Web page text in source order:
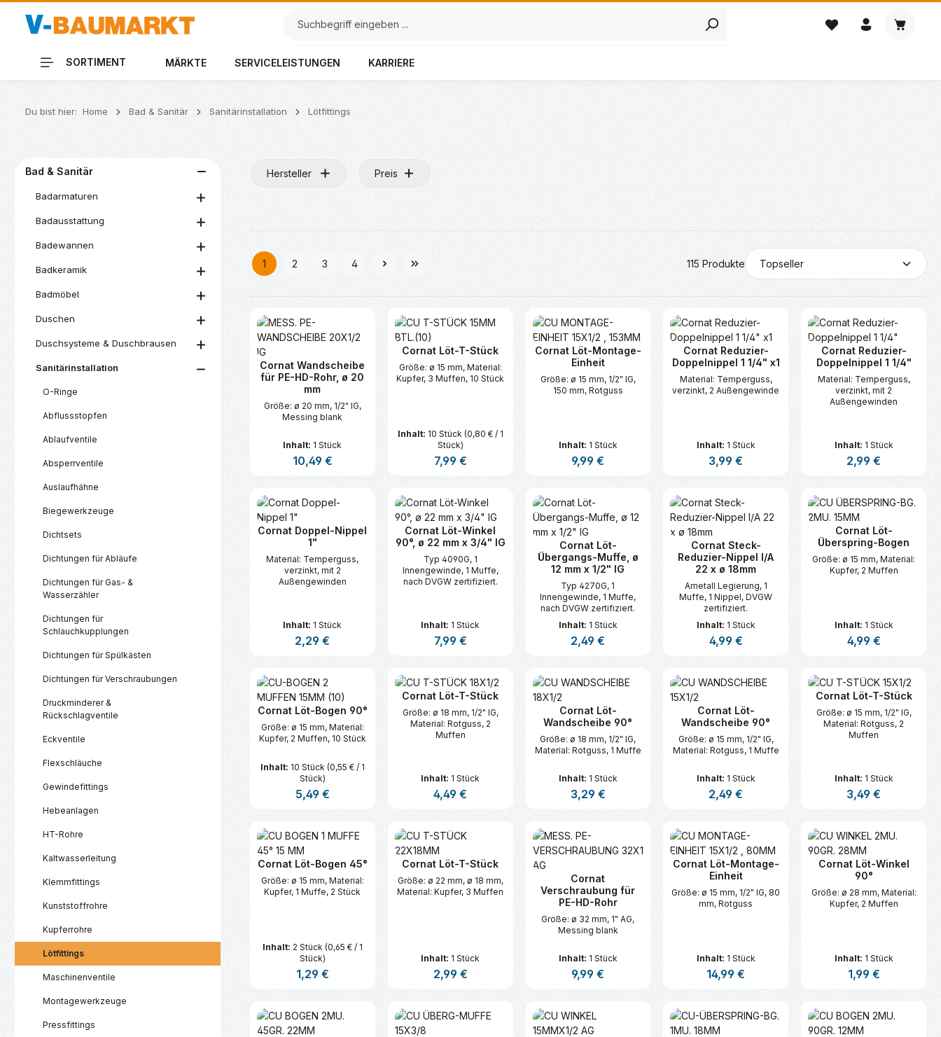
Hauptinhalt springen
Zur Suche springen
Zur Hauptnavigation springen
SORTIMENT MÄRKTE SERVICELEISTUNGEN KARRIERE
Du bist hier: Home Bad & Sanitär Sanitärinstallation Lötfittings
Bad & Sanitär
Badarmaturen
Badausstattung
Badewannen
Badkeramik
Badmöbel
Duschen
Duschsysteme & Duschbrausen
Sanitärinstallation
O-Ringe
Abflussstopfen
Ablaufventile
Absperrventile
Auslaufhähne
Biegewerkzeuge
Dichtsets
Dichtungen für Abläufe
Dichtungen für Gas- &
Wasserzähler
Dichtungen für
Schlauchkupplungen
Dichtungen für Spülkästen
Dichtungen für Verschraubungen
Druckminderer &
Rückschlagventile
Eckventile
Flexschläuche
Gewindefittings
Hebeanlagen
HT-Rohre
Kaltwasserleitung
Klemmfittings
Kunststoffrohre
Kupferrohre
Lötfittings
Maschinenventile
Montagewerkzeuge
Pressfittings
Hersteller Preis
Seite
1
Seite
2
Seite
3
Seite
4 115 Produkte
Cornat Wandscheibe
für PE-HD-Rohr, ø 20
mm
Größe: ø 20 mm, 1/2" IG,
Messing blank
Inhalt: 1 Stück
Regulärer Preis:
10,49 €
Produkt Anzahl: Gib den gewünschten Wert ein oder benutze die Schaltflächen um
Cornat Löt-T-Stück
Größe: ø 15 mm, Material:
Kupfer, 3 Muffen, 10 Stück
Inhalt: 10 Stück (0,80 € / 1
Stück)
Regulärer Preis:
7,99 €
Produkt Anzahl: Gib den gewünschten Wert ein oder benutze die
Cornat Löt-Montage-
Einheit
Größe: ø 15 mm, 1/2" IG,
150 mm, Rotguss
Inhalt: 1 Stück
Regulärer Preis:
9,99 €
Produkt Anzahl: Gib den gewünschten Wert ein
Cornat Reduzier-
Doppelnippel 1 1/4" x1
Material: Temperguss,
verzinkt, 2 Außengewinde
Inhalt: 1 Stück
Regulärer Preis:
3,99 €
Produkt Anzahl: Gib den
Cornat Reduzier-
Doppelnippel 1 1/4"
Material: Temperguss,
verzinkt, mit 2
Außengewinden
Inhalt: 1 Stück
Regulärer Preis:
2,99 €
Produkt
Cornat Doppel-Nippel
1"
Material: Temperguss,
verzinkt, mit 2
Außengewinden
Inhalt: 1 Stück
Regulärer Preis:
2,29 €
Produkt Anzahl: Gib den gewünschten Wert ein oder benutze die Schaltflächen um
Cornat Löt-Winkel
90°, ø 22 mm x 3/4" IG
Typ 4090G, 1
Innengewinde, 1 Muffe,
nach DVGW zertifiziert.
Inhalt: 1 Stück
Regulärer Preis:
7,99 €
Produkt Anzahl: Gib den gewünschten Wert ein oder benutze die
Cornat Löt-
Übergangs-Muffe, ø
12 mm x 1/2" IG
Typ 4270G, 1
Innengewinde, 1 Muffe,
nach DVGW zertifiziert.
Inhalt: 1 Stück
Regulärer Preis:
2,49 €
Produkt Anzahl: Gib den gewünschten Wert ein
Cornat Steck-
Reduzier-Nippel I/A
22 x ø 18mm
Ametall Legierung, 1
Muffe, 1 Nippel, DVGW
zertifiziert.
Inhalt: 1 Stück
Regulärer Preis:
4,99 €
Produkt Anzahl: Gib den
Cornat Löt-
Überspring-Bogen
Größe: ø 15 mm, Material:
Kupfer, 2 Muffen
Inhalt: 1 Stück
Regulärer Preis:
4,99 €
Produkt
Cornat Löt-Bogen 90°
Größe: ø 15 mm, Material:
Kupfer, 2 Muffen, 10 Stück
Inhalt: 10 Stück (0,55 € / 1
Stück)
Regulärer Preis:
5,49 €
Produkt Anzahl: Gib den gewünschten Wert ein oder benutze die Schaltflächen um
Cornat Löt-T-Stück
Größe: ø 18 mm, 1/2" IG,
Material: Rotguss, 2
Muffen
Inhalt: 1 Stück
Regulärer Preis:
4,49 €
Produkt Anzahl: Gib den gewünschten Wert ein oder benutze die
Cornat Löt-
Wandscheibe 90°
Größe: ø 18 mm, 1/2" IG,
Material: Rotguss, 1 Muffe
Inhalt: 1 Stück
Regulärer Preis:
3,29 €
Produkt Anzahl: Gib den gewünschten Wert ein
Cornat Löt-
Wandscheibe 90°
Größe: ø 15 mm, 1/2" IG,
Material: Rotguss, 1 Muffe
Inhalt: 1 Stück
Regulärer Preis:
2,49 €
Produkt Anzahl: Gib den
Cornat Löt-T-Stück
Größe: ø 15 mm, 1/2" IG,
Material: Rotguss, 2
Muffen
Inhalt: 1 Stück
Regulärer Preis:
3,49 €
Produkt
Cornat Löt-Bogen 45°
Größe: ø 15 mm, Material:
Kupfer, 1 Muffe, 2 Stück
Inhalt: 2 Stück (0,65 € / 1
Stück)
Regulärer Preis:
1,29 €
Produkt Anzahl: Gib den gewünschten Wert ein oder benutze die Schaltflächen um
Cornat Löt-T-Stück
Größe: ø 22 mm, ø 18 mm,
Material: Kupfer, 3 Muffen
Inhalt: 1 Stück
Regulärer Preis:
2,99 €
Produkt Anzahl: Gib den gewünschten Wert ein oder benutze die
Cornat
Verschraubung für
PE-HD-Rohr
Größe: ø 32 mm, 1" AG,
Messing blank
Inhalt: 1 Stück
Regulärer Preis:
9,99 €
Produkt Anzahl: Gib den gewünschten Wert ein
Cornat Löt-Montage-
Einheit
Größe: ø 15 mm, 1/2" IG, 80
mm, Rotguss
Inhalt: 1 Stück
Regulärer Preis:
14,99 €
Produkt Anzahl: Gib den
Cornat Löt-Winkel
90°
Größe: ø 28 mm, Material:
Kupfer, 2 Muffen
Inhalt: 1 Stück
Regulärer Preis:
1,99 €
Produkt